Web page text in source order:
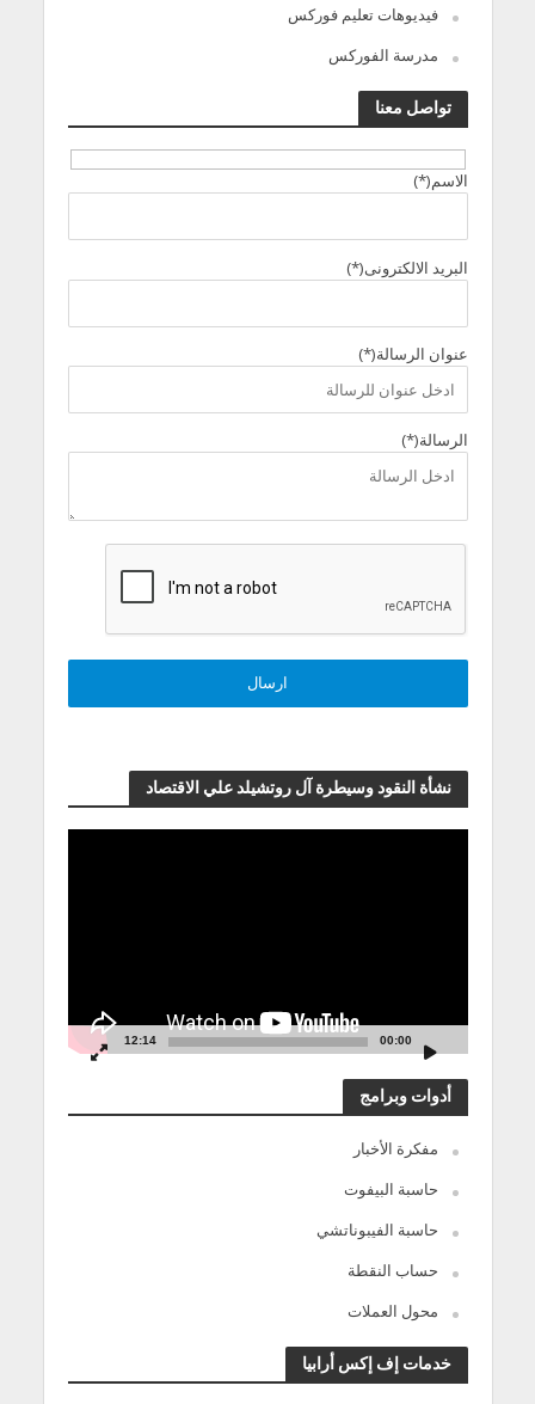
فيديوهات تعليم فوركس
مدرسة الفوركس
تواصل معنا
الاسم(*)
البريد الالكترونى(*)
عنوان الرسالة(*)
الرسالة(*)
نشأة النقود وسيطرة آل روتشيلد علي الاقتصاد
00:00
12:14
أدوات وبرامج
مفكرة الأخبار
حاسبة البيفوت
حاسبة الفيبوناتشي
حساب النقطة
محول العملات
خدمات إف إكس أرابيا